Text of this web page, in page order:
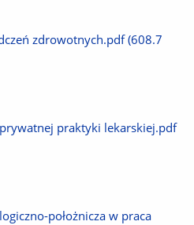
zdrowotnych.pdf (608.7
praktyki lekarskiej.pdf
położnicza w praca